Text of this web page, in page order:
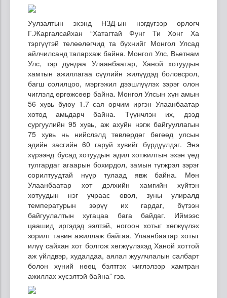
Уулзалтын эхэнд НЗД-ын нэгдүгээр орлогч
Г.Жаргалсайхан “Хатагтай Фунг Ти Хонг Ха
тэргүүтэй төлөөлөгчид та бүхнийг Монгол Улсад
айлчилсанд талархаж байна. Монгол Улс, Вьетнам
Улс, тэр дундаа Улаанбаатар, Ханой хотуудын
хамтын ажиллагаа сүүлийн жилүүдэд боловсрол,
багш солилцоо, мэргэжил дээшлүүлэх зэрэг олон
чиглэлд өргөжсөөр байна. Монгол Улсын хүн амын
56 хувь буюу 1.7 сая орчим иргэн Улаанбаатар
хотод амьдарч байна. Түүнчлэн их, дээд
сургуулийн 95 хувь, аж ахуйн нэгж байгууллагын
75 хувь нь нийслэлд төвлөрдөг бөгөөд улсын
эдийн засгийн 60 гаруй хувийг бүрдүүлдэг. Энэ
хүрээнд бусад хотуудын адил хотжилтын эхэн үед
тулгардаг агаарын бохирдол, замын түгжрэл зэрэг
сорилтуудтай нүүр тулаад явж байна. Мөн
Улаанбаатар хот дэлхийн хамгийн хүйтэн
хотуудын нэг учраас өвөл, зуны улиралд
температурын зөрүү их гардаг, бүтээн
байгуулалтын хугацаа бага байдаг. Иймээс
цаашид иргэдэд ээлтэй, ногоон хотыг хөгжүүлэх
зорилт тавин ажиллаж байгаа. Улаанбаатар хотыг
илүү сайхан хот болгож хөгжүүлэхэд Ханой хоттой
аж үйлдвэр, худалдаа, аялал жуулчлалын салбарт
болон хүний нөөц бэлтгэх чиглэлээр хамтран
ажиллах хүсэлтэй байна” гэв.